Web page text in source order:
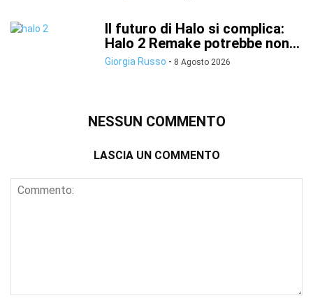
Il futuro di Halo si complica:
Halo 2 Remake potrebbe non...
Giorgia Russo - 8 Agosto 2026
NESSUN COMMENTO
LASCIA UN COMMENTO